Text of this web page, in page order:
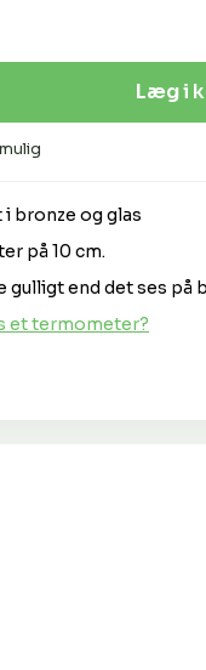
bronze og glas
på 10 cm.
gulligt end det ses på
et termometer?
IndtastLæg i